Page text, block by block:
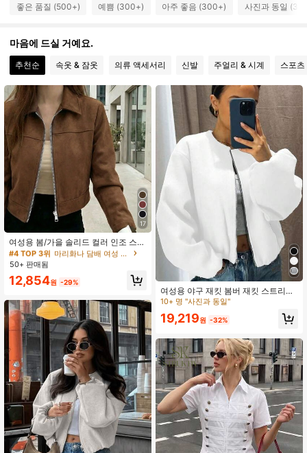
5.8K 팔로워
4.83 5.8K 팔로워
5.8K 팔로워
4.83 5.8K 팔로워
4.83 5.8K 팔로워
4.83 5.8K 팔로워
4.83 5.8K 팔로워
4.83 5.8K 팔로워
좋은 품질 (500+) 예쁨 (300+) 아주 좋음 (300+) 사진과 동일
마음에 드실 거예요.
추천순 속옷 & 잠옷 의류 액세서리 신발 주얼리 & 시계 스포
17
여성용 봄/가을 솔리드 컬러 인조 스웨
이드 라펠 지퍼업 재킷, 긴팔 캐주얼
대학 공항 스타일 아우터웨어 브라운,
노력 없는 스타일 가을
마리화나 담배 여성 재킷
400+ 명 "좋은 원단 소재"
#4 TOP 3위
마리화나 담배 여성 재킷
400+ 명 "좋은 원단 소재"
#4 TOP 3위
마리화나 담배 여성 재킷
400+ 명 "좋은 원단 소재"
#4 TOP 3위
400+ 명 "좋은 원단 소재"
50+ 판매됨
12,854원 -29%
여성용 야구 재킷 봄버 재킷 스트리트
스타일 라운드 넥 드롭 숄더 랜턴 소매
봄
10+ 명 "사진과 동일"
19,219원 -32%